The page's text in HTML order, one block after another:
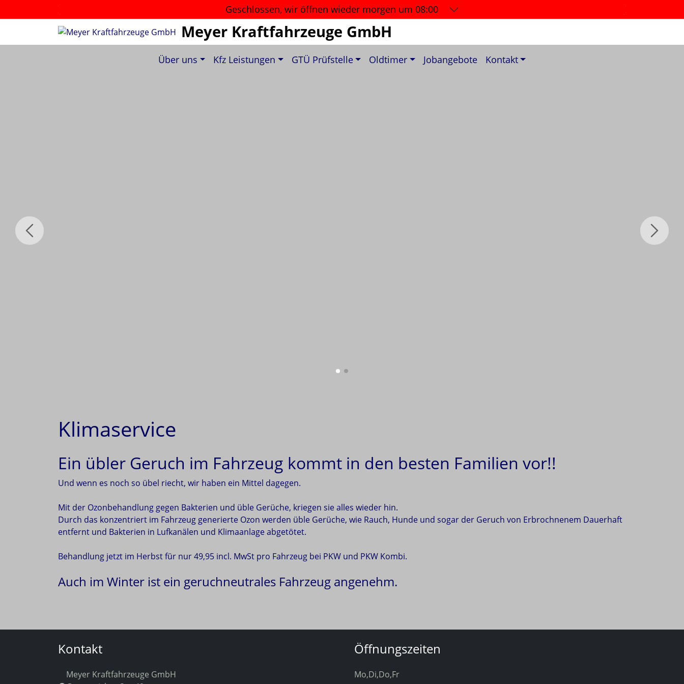
Geschlossen, wir öffnen wieder morgen um 08:00
Meyer Kraftfahrzeuge GmbH
Über uns Kfz Leistungen GTÜ Prüfstelle Oldtimer Jobangebote Kontakt
Klimaservice
Ein übler Geruch im Fahrzeug kommt in den besten Familien vor!!
Und wenn es noch so übel riecht, wir haben ein Mittel dagegen.
Mit der Ozonbehandlung gegen Bakterien und üble Gerüche, kriegen sie alles wieder hin.
Durch das konzentriert im Fahrzeug generierte Ozon werden üble Gerüche, wie Rauch, Hunde und sogar der Geruch von Erbrochnenem Dauerhaft
entfernt und Bakterien in Lufkanälen und Klimaanlage abgetötet.
Behandlung jetzt im Herbst für nur 49,95 incl. MwSt pro Fahrzeug bei PKW und PKW Kombi.
Auch im Winter ist ein geruchneutrales Fahrzeug angenehm.
Kontakt
Meyer Kraftfahrzeuge GmbH
Öffnungszeiten
Mo,Di,Do,Fr